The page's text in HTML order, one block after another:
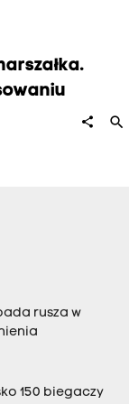
share search
rusza w
150 biegaczy